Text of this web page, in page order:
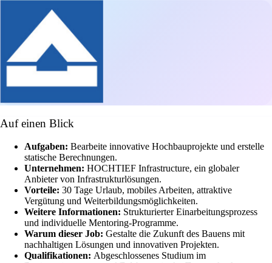
Auf einen Blick
Aufgaben: Bearbeite innovative Hochbauprojekte und erstelle
statische Berechnungen.
Unternehmen: HOCHTIEF Infrastructure, ein globaler
Anbieter von Infrastrukturlösungen.
Vorteile: 30 Tage Urlaub, mobiles Arbeiten, attraktive
Vergütung und Weiterbildungsmöglichkeiten.
Weitere Informationen: Strukturierter Einarbeitungsprozess
und individuelle Mentoring-Programme.
Warum dieser Job: Gestalte die Zukunft des Bauens mit
nachhaltigen Lösungen und innovativen Projekten.
Qualifikationen: Abgeschlossenes Studium im